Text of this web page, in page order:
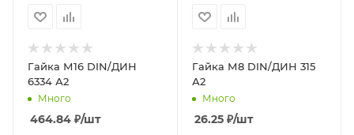
Гайка М16 DIN/ДИН
6334 А2
Много
464.84 ₽/шт
Гайка М8 DIN/ДИН 315
А2
Много
26.25₽/шт